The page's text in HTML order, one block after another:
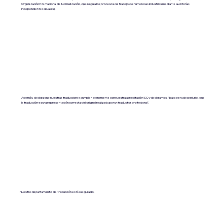
Organización Internacional de Normalización, que regula los procesos de trabajo de numerosas industrias mediante auditorías
independientes anuales).
Además, declara que nuestras traducciones cumplen plenamente con nuestra acreditación ISO y declaramos, "bajo pena de perjurio, que
la traducción es una representación correcta del original realizada por un traductor profesional".
Nuestro departamento de traducción está asegurado.